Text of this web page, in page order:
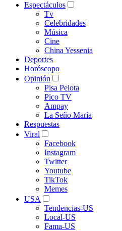
Espectáculos
Tv
Celebridades
Música
Cine
China Yessenia
Deportes
Horóscopo
Opinión
Pisa Pelota
Pico TV
Ampay
La Seño María
Respuestas
Viral
Facebook
Instagram
Twitter
Youtube
TikTok
Memes
USA
Tendencias-US
Local-US
Fama-US